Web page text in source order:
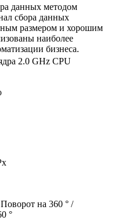
данных методом
сбора данных
размером и хорошим
наиболее
бизнеса.
2.0 GHz CPU
на 360 ° /
°